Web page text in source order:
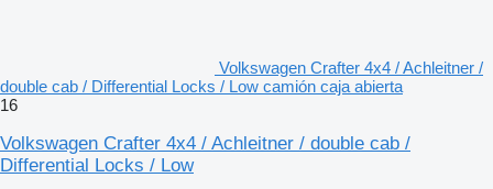
Volkswagen Crafter 4x4 / Achleitner /
double cab / Differential Locks / Low camión caja abierta
16
Volkswagen Crafter 4x4 / Achleitner / double cab /
Differential Locks / Low